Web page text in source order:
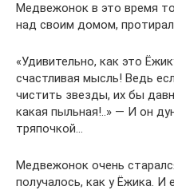
Медвежонок в это время
над своим домом,
«Удивительно, как это
счастливая мысль! Ведь
чистить звезды, их бы
какая пыльная!..» — И он
тряпочкой…
Медвежонок очень
получалось, как у Ёжика. И